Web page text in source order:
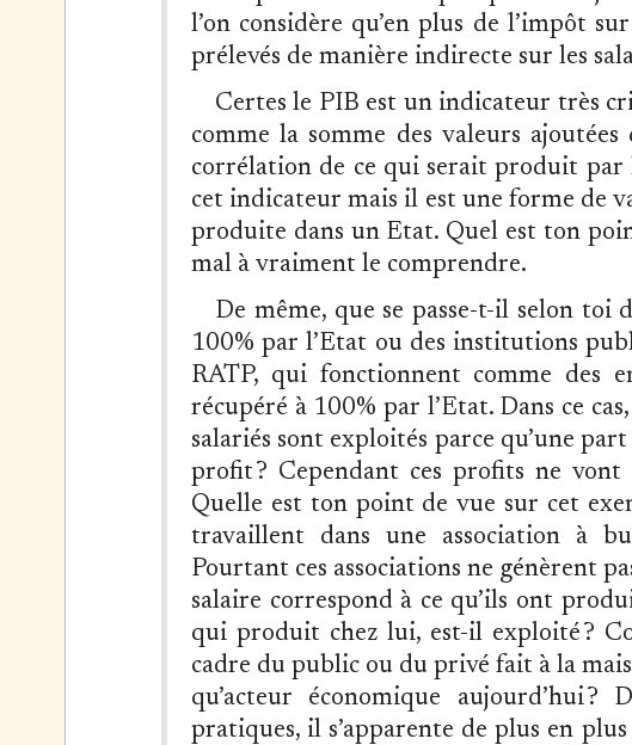
l’on considère qu’en plus de l’impôt
prélevés de manière indirecte sur les
Certes le PIB est un indicateur très
comme la somme des valeurs
corrélation de ce qui serait produit
cet indicateur mais il est une forme de
produite dans un Etat. Quel est ton
mal à vraiment le comprendre.
De même, que se passe-t-il selon toi
100% par l’Etat ou des institutions
RATP, qui fonctionnent comme des
récupéré à 100% par l’Etat. Dans ce
salariés sont exploités parce qu’une
profit ? Cependant ces profits ne
Quelle est ton point de vue sur cet
travaillent dans une association à
Pourtant ces associations ne génèrent
salaire correspond à ce qu’ils ont
qui produit chez lui, est-il exploité ?
cadre du public ou du privé fait à la
qu’acteur économique aujourd’hui
pratiques, il s’apparente de plus en